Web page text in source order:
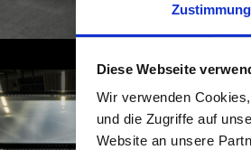
Zustimmung
Diese Webseite
Wir verwenden
und die Zugriffe auf
Website an unsere